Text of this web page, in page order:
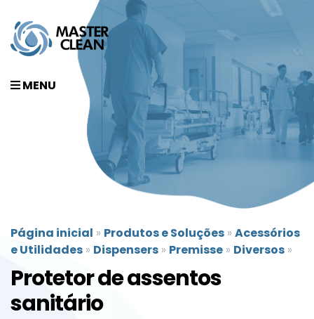
MENU
Página inicial » Produtos e Soluções » Acessórios
e Utilidades » Dispensers » Premisse » Diversos »
Protetor de assentos
sanitário